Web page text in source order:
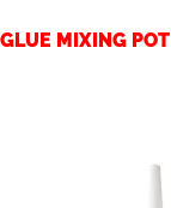
GLUE MIXING POT